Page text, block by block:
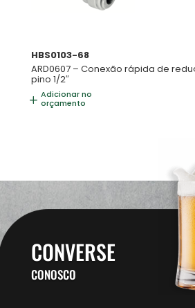
HBS0103-68
ARD0607 – Conexão rápida de
pino 1/2″
Adicionar no
orçamento
CONVERSE
CONOSCO